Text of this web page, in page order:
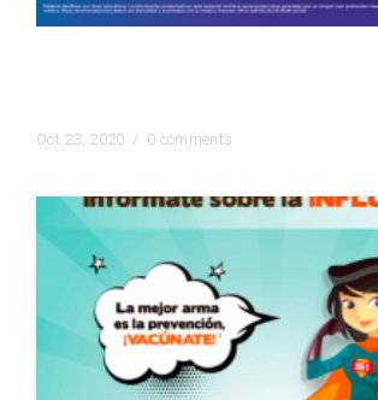
Oct 23, 2020 / 0 comments